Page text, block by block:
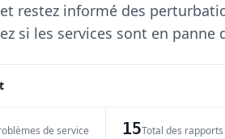
restez informé des
si les services sont en panne
de service 15Total des